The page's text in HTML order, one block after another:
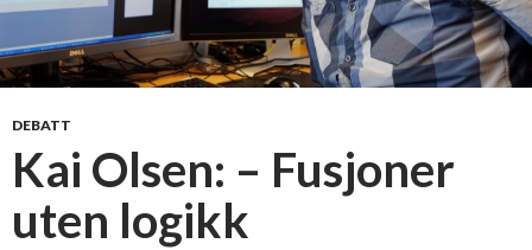
e
m
i
ø
g
DEBATT
Kai Olsen: – Fusjoner
uten logikk